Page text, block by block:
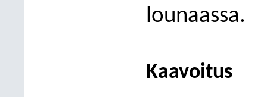
lounaassa.
Kaavoitus